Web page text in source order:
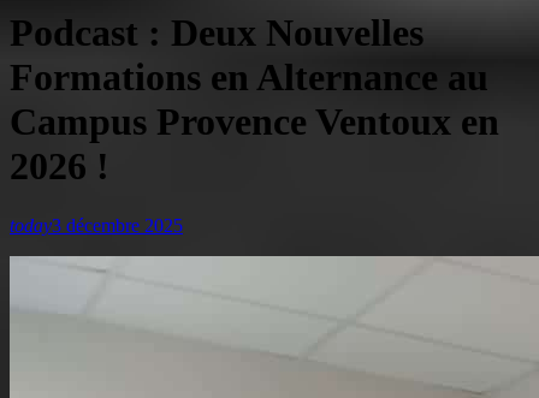
Podcast : Deux Nouvelles
Formations en Alternance au
Campus Provence Ventoux en
2026 !
today3 décembre 2025